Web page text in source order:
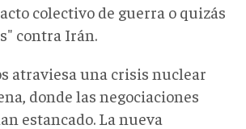
colectivo de guerra o quizás
contra Irán.
atraviesa una crisis nuclear
donde las negociaciones
estancado. La nueva